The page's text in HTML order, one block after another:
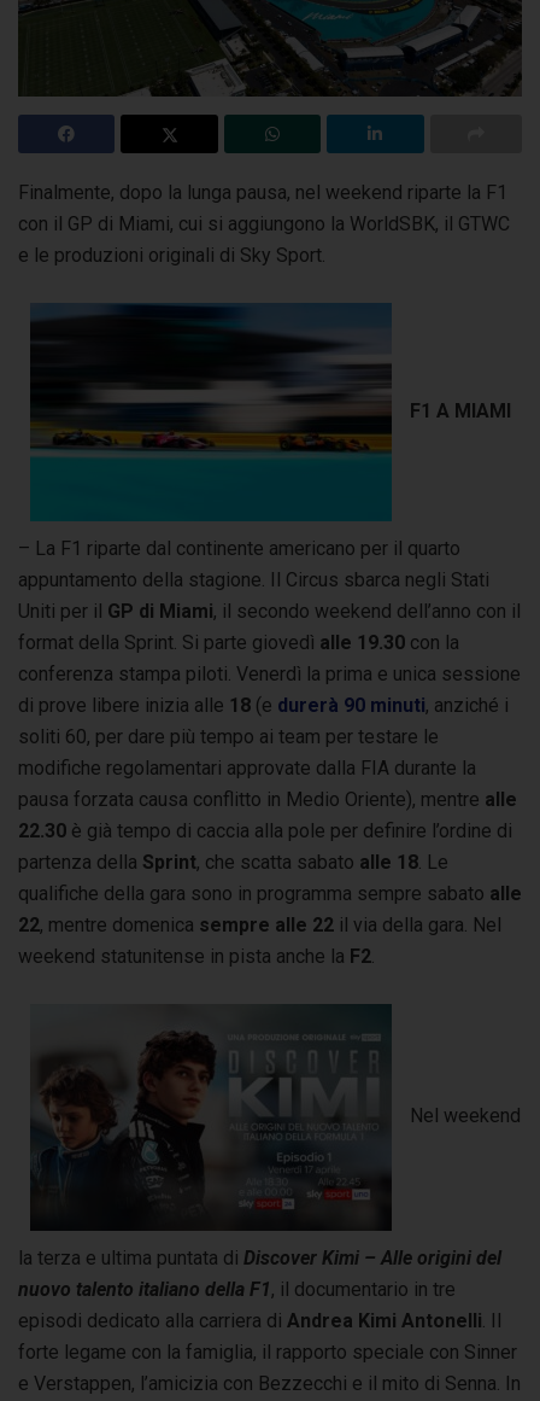
Finalmente, dopo la lunga pausa, nel weekend riparte la F1
con il GP di Miami, cui si aggiungono la WorldSBK, il GTWC
e le produzioni originali di Sky Sport.
F1 A MIAMI
– La F1 riparte dal continente americano per il quarto
appuntamento della stagione. Il Circus sbarca negli Stati
Uniti per il GP di Miami, il secondo weekend dell’anno con il
format della Sprint. Si parte giovedì alle 19.30 con la
conferenza stampa piloti. Venerdì la prima e unica sessione
di prove libere inizia alle 18 (e durerà 90 minuti, anziché i
soliti 60, per dare più tempo ai team per testare le
modifiche regolamentari approvate dalla FIA durante la
pausa forzata causa conflitto in Medio Oriente), mentre alle
22.30 è già tempo di caccia alla pole per definire l’ordine di
partenza della Sprint, che scatta sabato alle 18 . Le
qualifiche della gara sono in programma sempre sabato alle
22, mentre domenica sempre alle 22 il via della gara. Nel
weekend statunitense in pista anche la F2
Nel weekend
la terza e ultima puntata di Discover Kimi – Alle origini del
nuovo talento italiano della F1, il documentario in tre
episodi dedicato alla carriera di Andrea Kimi Antonelli . Il
forte legame con la famiglia, il rapporto speciale con Sinner
e Verstappen, l’amicizia con Bezzecchi e il mito di Senna. In